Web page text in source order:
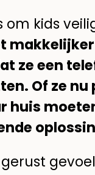
om kids
ze een
Of ze